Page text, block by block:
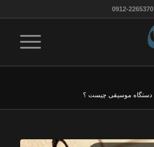
0912-2265370
دستگاه موسیقی چیست ؟